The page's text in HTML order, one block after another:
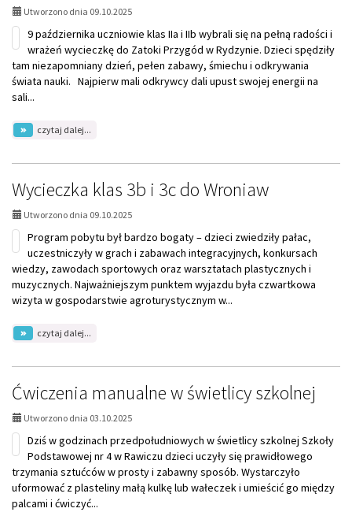
Utworzono dnia 09.10.2025
9 października uczniowie klas IIa i IIb wybrali się na pełną radości i
wrażeń wycieczkę do Zatoki Przygód w Rydzynie. Dzieci spędziły
tam niezapomniany dzień, pełen zabawy, śmiechu i odkrywania
świata nauki. Najpierw mali odkrywcy dali upust swojej energii na
sali...
czytaj dalej...
klas
IIa
i
do
Zatoki
Rydzynie!
Wycieczka klas 3b i 3c do Wroniaw
Utworzono dnia 09.10.2025
Program pobytu był bardzo bogaty – dzieci zwiedziły pałac,
uczestniczyły w grach i zabawach integracyjnych, konkursach
wiedzy, zawodach sportowych oraz warsztatach plastycznych i
muzycznych. Najważniejszym punktem wyjazdu była czwartkowa
wizyta w gospodarstwie agroturystycznym w...
czytaj dalej...
klas
i
do
Wroniaw
Ćwiczenia manualne w świetlicy szkolnej
Utworzono dnia 03.10.2025
Dziś w godzinach przedpołudniowych w świetlicy szkolnej Szkoły
Podstawowej nr 4 w Rawiczu dzieci uczyły się prawidłowego
trzymania sztućców w prosty i zabawny sposób. Wystarczyło
uformować z plasteliny małą kulkę lub wałeczek i umieścić go między
palcami i ćwiczyć...